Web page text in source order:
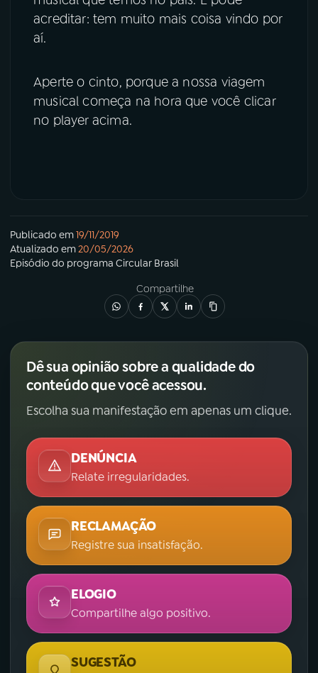
acreditar: tem muito mais coisa vindo por
aí.
Aperte o cinto, porque a nossa viagem
musical começa na hora que você clicar
no player acima.
Publicado em19/11/2019
Atualizado em20/05/2026
Episódio do programa Circular Brasil
Compartilhe
Dê sua opinião sobre a qualidade do
conteúdo que você acessou.
Escolha sua manifestação em apenas um clique.
DENÚNCIA
Relate irregularidades.
RECLAMAÇÃO
Registre sua insatisfação.
ELOGIO
Compartilhe algo positivo.
SUGESTÃO